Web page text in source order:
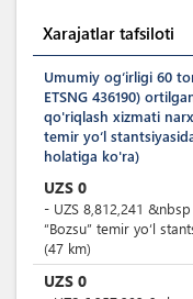
Xarajatlar tafsiloti
Umumiy ogʻirligi 60
ETSNG 436190)
qo'riqlash xizmati
temir yoʻl
holatiga ko'ra)
UZS 0
- UZS 8,812,241 &nbsp
“Bozsu” temir yoʻl
(47 km)
UZS 0